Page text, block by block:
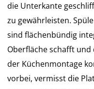
die Unterkante
zu gewährleisten.
sind flächenbündig
Oberfläche schafft
der Küchenmontage
vorbei, vermisst die